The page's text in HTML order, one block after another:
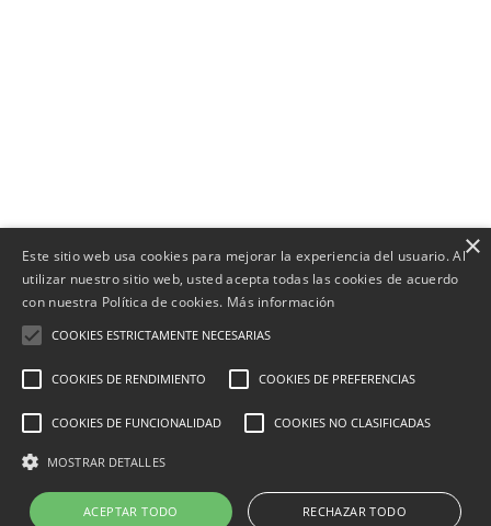
×
Este sitio web usa cookies para mejorar la experiencia del usuario. Al
utilizar nuestro sitio web, usted acepta todas las cookies de acuerdo
con nuestra Política de cookies. Más información
COOKIES ESTRICTAMENTE NECESARIAS
COOKIES DE RENDIMIENTO COOKIES DE PREFERENCIAS
COOKIES DE FUNCIONALIDAD COOKIES NO CLASIFICADAS
MOSTRAR DETALLES
ACEPTAR TODO RECHAZAR TODO